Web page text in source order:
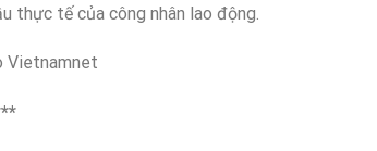
thực tế của công nhân lao động.
Vietnamnet